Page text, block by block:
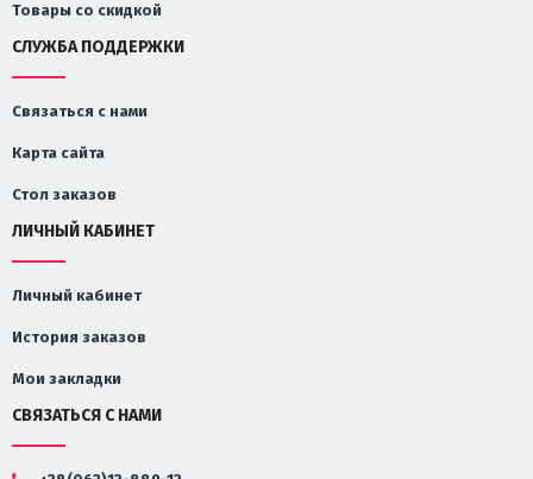
Товары со скидкой
СЛУЖБА ПОДДЕРЖКИ
Связаться с нами
Карта сайта
Стол заказов
ЛИЧНЫЙ КАБИНЕТ
Личный кабинет
История заказов
Мои закладки
СВЯЗАТЬСЯ С НАМИ